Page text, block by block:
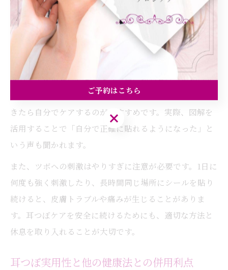
連するツボが存在し、それぞれが異なる作用を持ってい
ます。間違った位置に貼ると十分な効果が得られないだ
けでなく、痛みや違和感の原因にもなります。
正確な位置を知るためには、耳のツボ図解や専門家のア
ドバイスを参考にしましょう。特に初心者は、最初はサ
ロンや施術者のサポートを受けて位置を確認し、慣れて
きたら自分でケアするのがおすすめです。実際、図解を
活用することで「自分で正確に貼れるようになった」と
いう声も聞かれます。
また、ツボへの刺激はやりすぎに注意が必要です。1日に
何度も強く刺激したり、長時間同じ場所にシールを貼り
続けると、皮膚トラブルや痛みが生じることがありま
す。耳つぼケアを安全に続けるためにも、適切な方法と
休息を取り入れることが大切です。
耳つぼ実用性と他の健康法との併用利点
ご予約はこちら
ご予約はこちら